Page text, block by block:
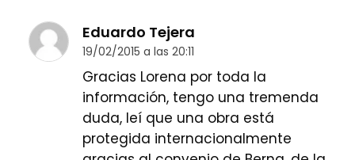
Eduardo Tejera
19/02/2015 a las 20:11
Gracias Lorena por toda la
información, tengo una tremenda
duda, leí que una obra está
protegida internacionalmente